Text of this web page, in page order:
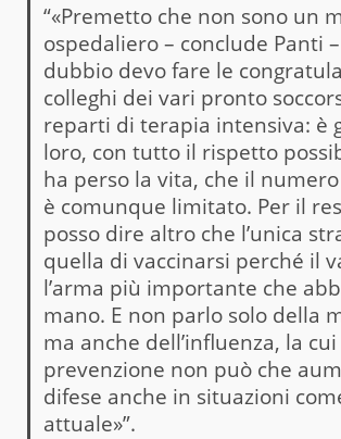
“«Premetto che non sono un
ospedaliero – conclude Panti
dubbio devo fare le
colleghi dei vari pronto
reparti di terapia intensiva: è
loro, con tutto il rispetto
ha perso la vita, che il
è comunque limitato. Per il
posso dire altro che l’unica
quella di vaccinarsi perché il
l’arma più importante che
mano. E non parlo solo della
ma anche dell’influenza, la cui
prevenzione non può che
difese anche in situazioni
attuale»”.